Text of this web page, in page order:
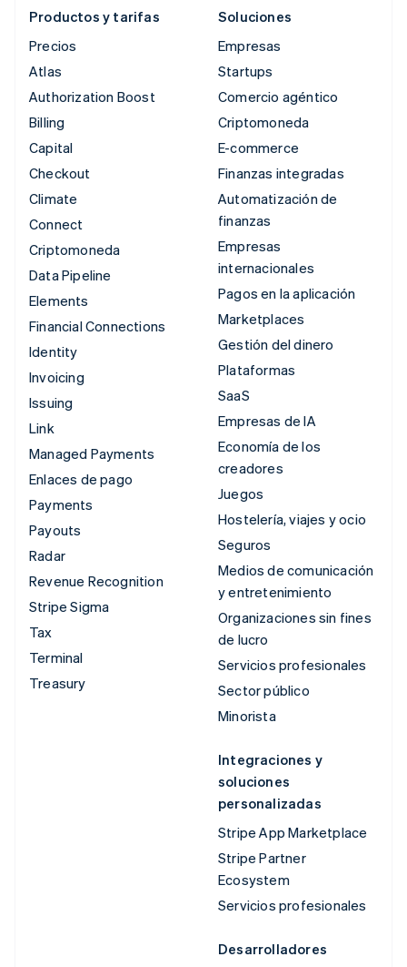
Productos y tarifas
Precios
Atlas
Authorization Boost
Billing
Capital
Checkout
Climate
Connect
Criptomoneda
Data Pipeline
Elements
Financial Connections
Identity
Invoicing
Issuing
Link
Managed Payments
Enlaces de pago
Payments
Payouts
Radar
Revenue Recognition
Stripe Sigma
Tax
Terminal
Treasury
Soluciones
Empresas
Startups
Comercio agéntico
Criptomoneda
E-commerce
Finanzas integradas
Automatización de
finanzas
Empresas
internacionales
Pagos en la aplicación
Marketplaces
Gestión del dinero
Plataformas
SaaS
Empresas de IA
Economía de los
creadores
Juegos
Hostelería, viajes y ocio
Seguros
Medios de comunicación
y entretenimiento
Organizaciones sin fines
de lucro
Servicios profesionales
Sector público
Minorista
Integraciones y
soluciones
personalizadas
Stripe App Marketplace
Stripe Partner
Ecosystem
Servicios profesionales
Desarrolladores